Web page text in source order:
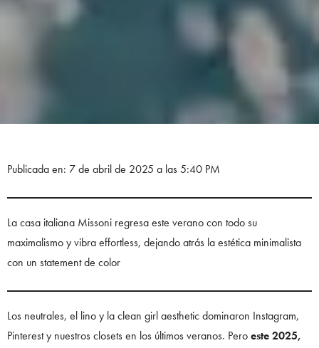
Publicada en: 7 de abril de 2025 a las 5:40 PM
La casa italiana Missoni regresa este verano con todo su
maximalismo y vibra effortless, dejando atrás la estética minimalista
con un statement de color
Los neutrales, el lino y la clean girl aesthetic dominaron Instagram,
Pinterest y nuestros closets en los últimos veranos. Peroeste 2025,